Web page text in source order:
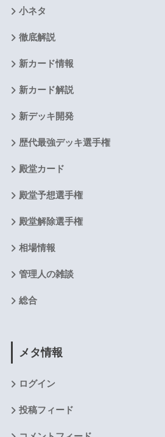
小ネタ
徹底解説
新カード情報
新カード解説
新デッキ開発
歴代最強デッキ選手権
殿堂カード
殿堂予想選手権
殿堂解除選手権
相場情報
管理人の雑談
総合
メタ情報
ログイン
投稿フィード